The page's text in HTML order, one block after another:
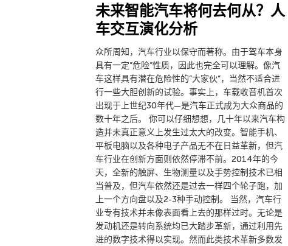
未来智能汽车将何去何从？人
车交互演化分析
众所周知，汽车行业以保守而著称。由于驾车本身
具有一定”危险”性质，因此也完全可以理解。像汽
车这样具有潜在危险性的”大家伙”，当然不适合进
行一些大胆创新的试验。事实上，车载收音机首次
出现于上世纪30年代—是汽车正式成为大众商品的
数十年之后。 你可以仔细想想，几十年以来汽车构
造并未真正意义上发生过太大的改变。智能手机、
平板电脑以及各种电子产品无不在日益革新，但汽
车行业在创新方面则依然停滞不前。2014年的今
天，全新的触屏、生物测量以及手势控制技术已相
当普及，但汽车依然还是过去一样四个轮子跑，加
上一个方向盘以及2-3种手动控制。 当然，汽车行
业专有技术并未像表面看上去的那样过时。无论是
发动机还是转向系统均已大踏步革新，通过利用先
进的数字技术得以实现。然而此类技术革新多数发